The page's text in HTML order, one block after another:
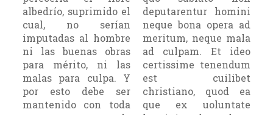
albedrío, suprimido el
cual, no serían
imputadas al hombre
ni las buenas obras
para mérito, ni las
malas para culpa. Y
por esto debe ser
mantenido con toda
deputarentur homini
neque bona opera ad
meritum, neque mala
ad culpam. Et ideo
certissime tenendum
est cuilibet
christiano, quod ea
que ex uoluntate